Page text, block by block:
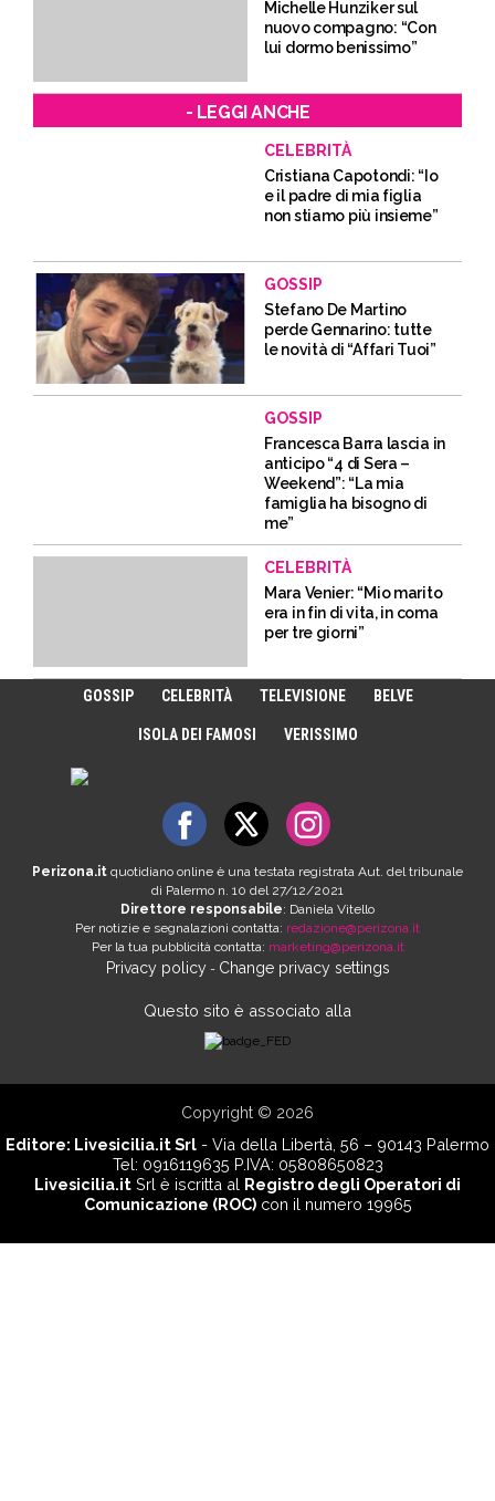
Michelle Hunziker sul
nuovo compagno: “Con
lui dormo benissimo”
- LEGGI ANCHE
CELEBRITÀ
Cristiana Capotondi: “Io
e il padre di mia figlia
non stiamo più insieme”
GOSSIP
Stefano De Martino
perde Gennarino: tutte
le novità di “Affari Tuoi”
GOSSIP
Francesca Barra lascia in
anticipo “4 di Sera –
Weekend”: “La mia
famiglia ha bisogno di
me”
CELEBRITÀ
Mara Venier: “Mio marito
era in fin di vita, in coma
per tre giorni”
GOSSIP CELEBRITÀ TELEVISIONE BELVE
ISOLA DEI FAMOSI VERISSIMO
Perizona.it quotidiano online è una testata registrata Aut. del tribunale
di Palermo n. 10 del 27/12/2021
Direttore responsabile: Daniela Vitello
Per notizie e segnalazioni contatta: redazione@perizona.it
Per la tua pubblicità contatta: marketing@perizona.it
Privacy policy- Change privacy settings
Questo sito è associato alla
Copyright © 2026
Editore: Livesicilia.it Srl - Via della Libertà, 56 – 90143 Palermo
Tel: 0916119635 P.IVA: 05808650823
Livesicilia.it Srl è iscritta al Registro degli Operatori di
Comunicazione (ROC)con il numero 19965